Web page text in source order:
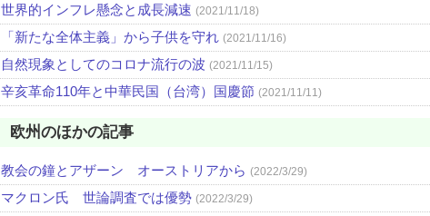
世界的インフレ懸念と成長減速 (2021/11/18)
「新たな全体主義」から子供を守れ (2021/11/16)
自然現象としてのコロナ流行の波 (2021/11/15)
辛亥革命110年と中華民国（台湾）国慶節 (2021/11/11)
欧州のほかの記事
教会の鐘とアザーン オーストリアから (2022/3/29)
マクロン氏 世論調査では優勢 (2022/3/29)